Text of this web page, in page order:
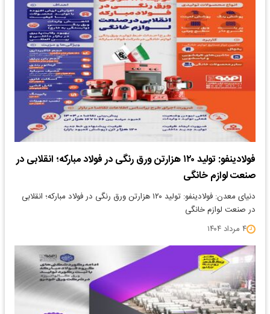
فولادینفو: تولید ۱۲۰ هزارتن ورق رنگی در فولاد مبارکه؛ انقلابی در
صنعت لوازم خانگی
دنیای معدن: فولادینفو: تولید ۱۲۰ هزارتن ورق رنگی در فولاد مبارکه؛ انقلابی
در صنعت لوازم خانگی
۴ مرداد ۱۴۰۴